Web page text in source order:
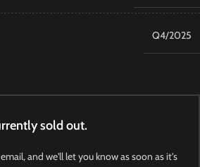
Q4/2025
sold out.
and we'll let you know as soon as it's